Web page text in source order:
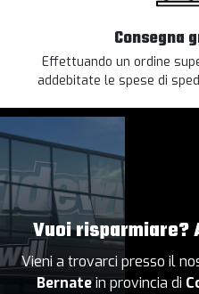
Consegna
Effettuando un ordine
addebitate le spese di
Vuoi risparmiare?
Vieni a trovarci presso il
Bernatein provincia di